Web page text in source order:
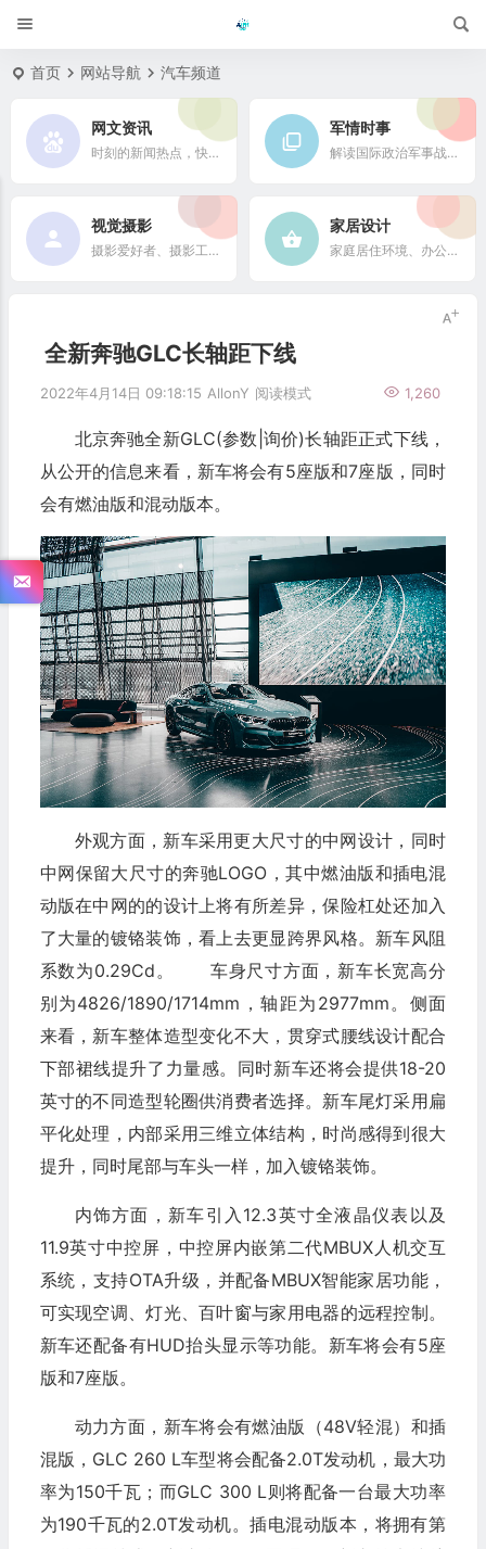
首页 网站导航 汽车频道
网文资讯
时刻的新闻热点，快速了解它们的最新进展
军情时事
解读国际政治军事战略格局
视觉摄影
摄影爱好者、摄影工作者及摄影行业信息
家居设计
家庭居住环境、办公场所、公共空间陈设风格以设计搭配
全新奔驰GLC长轴距下线
2022年4月14日 09:18:15 AllonY 1,260
阅读模式
北京奔驰全新GLC(参数|询价)长轴距正式下线，
从公开的信息来看，新车将会有5座版和7座版，同时
会有燃油版和混动版本。
外观方面，新车采用更大尺寸的中网设计，同时
中网保留大尺寸的奔驰LOGO，其中燃油版和插电混
动版在中网的的设计上将有所差异，保险杠处还加入
了大量的镀铬装饰，看上去更显跨界风格。新车风阻
系数为0.29Cd。 车身尺寸方面，新车长宽高分
别为4826/1890/1714mm，轴距为2977mm。侧面
来看，新车整体造型变化不大，贯穿式腰线设计配合
下部裙线提升了力量感。同时新车还将会提供18-20
英寸的不同造型轮圈供消费者选择。新车尾灯采用扁
平化处理，内部采用三维立体结构，时尚感得到很大
提升，同时尾部与车头一样，加入镀铬装饰。
内饰方面，新车引入12.3英寸全液晶仪表以及
11.9英寸中控屏，中控屏内嵌第二代MBUX人机交互
系统，支持OTA升级，并配备MBUX智能家居功能，
可实现空调、灯光、百叶窗与家用电器的远程控制。
新车还配备有HUD抬头显示等功能。新车将会有5座
版和7座版。
动力方面，新车将会有燃油版（48V轻混）和插
混版，GLC 260 L车型将会配备2.0T发动机，最大功
率为150千瓦；而GLC 300 L则将配备一台最大功率
为190千瓦的2.0T发动机。插电混动版本，将拥有第